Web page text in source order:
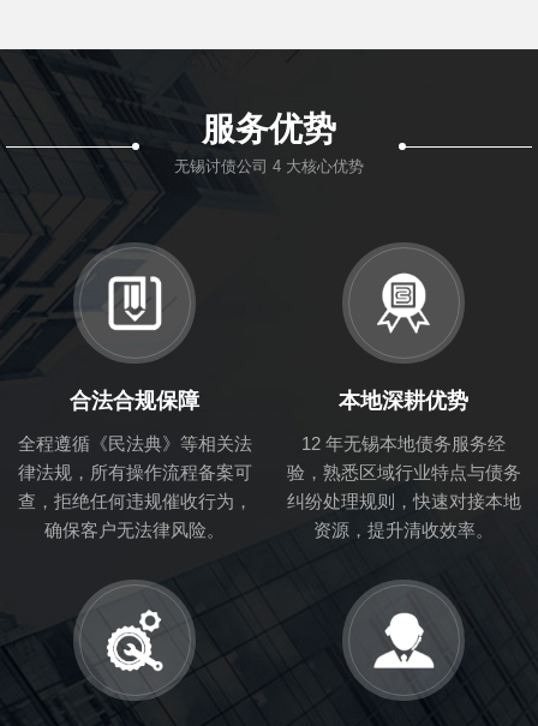
服务优势
无锡讨债公司 4 大核心优势
合法合规保障
全程遵循《民法典》等相关法
律法规，所有操作流程备案可
查，拒绝任何违规催收行为，
确保客户无法律风险。
本地深耕优势
12 年无锡本地债务服务经
验，熟悉区域行业特点与债务
纠纷处理规则，快速对接本地
资源，提升清收效率。